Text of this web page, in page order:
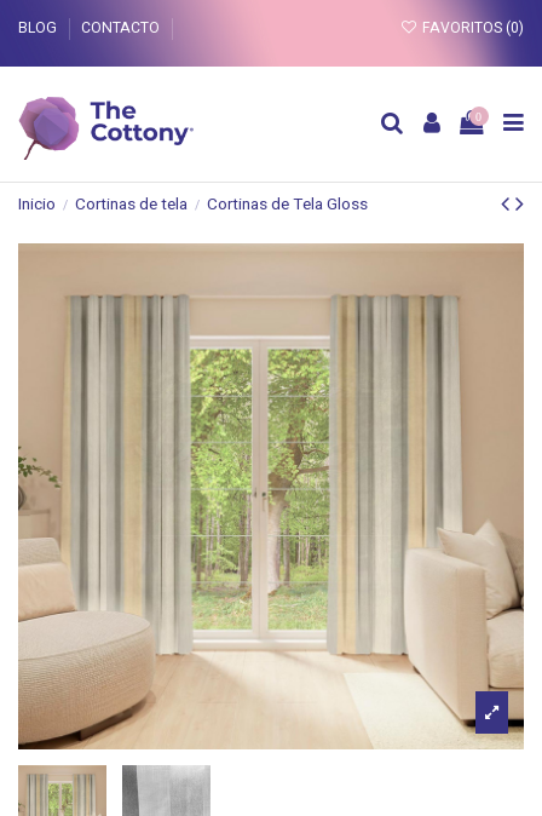
BLOG CONTACTO FAVORITOS (0)
0
Inicio Cortinas de tela Cortinas de Tela Gloss